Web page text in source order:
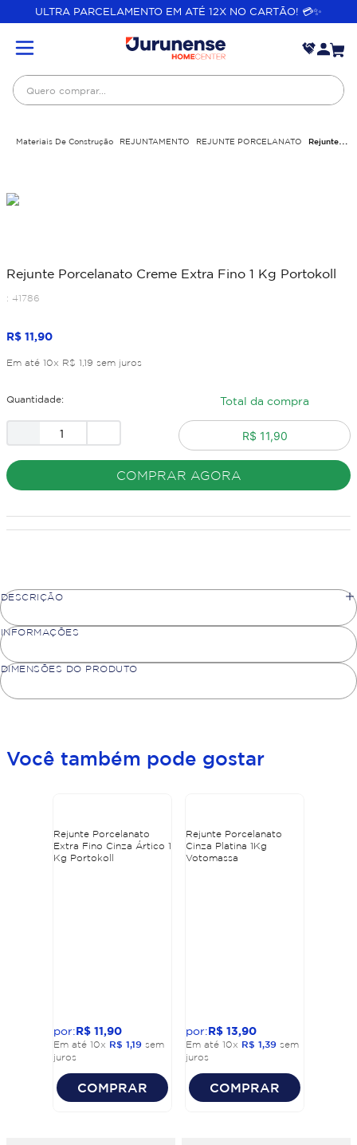
ULTRA PARCELAMENTO EM ATÉ 12X NO CARTÃO! 💳✨
Quero comprar...
Materiais De Construção REJUNTAMENTO REJUNTE PORCELANATO Rejunte
Rejunte Porcelanato Creme Extra Fino 1 Kg Portokoll
: 41786
R$ 11,90
Em até 10x R$ 1 19 sem juros
Quantidade: Total da compra
R$ 11,90
COMPRAR AGORA
DESCRIÇÃO
INFORMAÇÕES
DIMENSÕES DO PRODUTO
Você também pode gostar
Rejunte Porcelanato
Extra Fino Cinza Ártico 1
Kg Portokoll
R$ 11,90
Em até 10x R$ 1,19 sem
juros
COMPRAR
Rejunte Porcelanato
Cinza Platina 1Kg
Votomassa
R$ 13,90
Em até 10x R$ 1,39 sem
juros
COMPRAR